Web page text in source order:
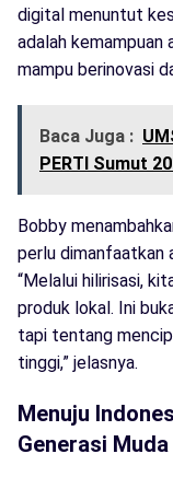
digital menuntut
adalah
mampu berinovasi
Baca Juga :
PERTI Sumut
Bobby
perlu dimanfaatkan
“Melalui hilirisasi,
produk lokal. Ini
tapi tentang
tinggi,” jelasnya.
Menuju
Generasi Muda